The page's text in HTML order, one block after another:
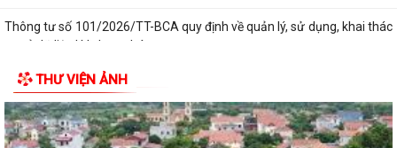
Thông tư số 101/2026/TT-BCA quy định về quản lý, sử dụng, khai thác
cơ sở dữ liệu lý lịch tư pháp,...
THÔNG BÁO số 527/TB-UBND xã Cẩm Giang Về việc công khai danh
mục thủ tục hành chính ban hành mới...
Đảng ủy - HĐND - UBND - Ủy ban MTTQ Việt Nam xã Cẩm Giang tổ
THƯ VIỆN ẢNH